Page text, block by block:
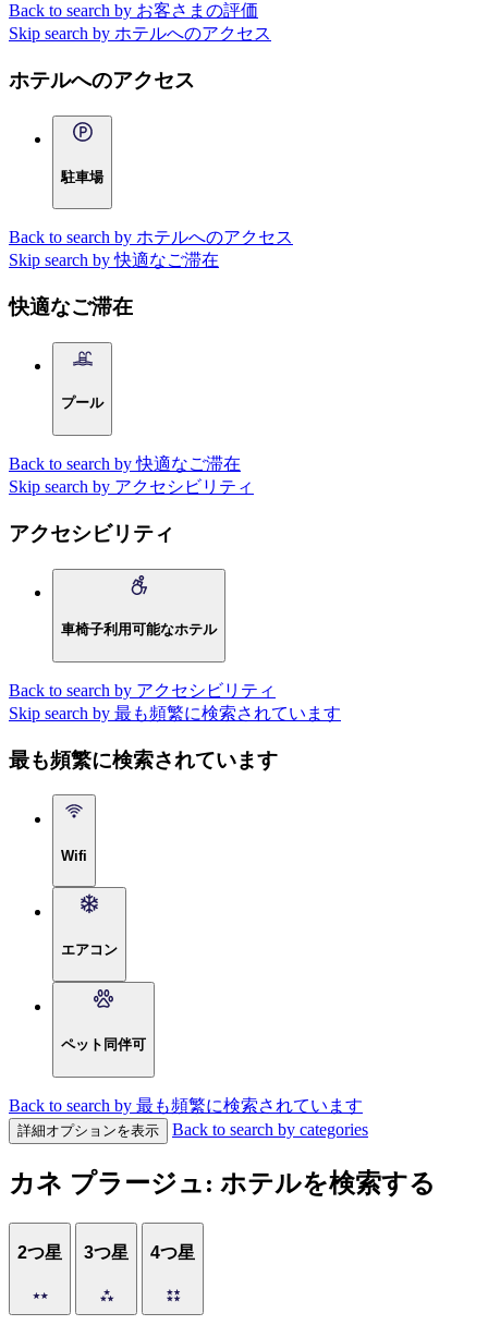
Back to search by お客さまの評価
Skip search by ホテルへのアクセス
ホテルへのアクセス
駐車場
Back to search by ホテルへのアクセス
Skip search by 快適なご滞在
快適なご滞在
プール
Back to search by 快適なご滞在
Skip search by アクセシビリティ
アクセシビリティ
車椅子利用可能なホテル
Back to search by アクセシビリティ
Skip search by 最も頻繁に検索されています
最も頻繁に検索されています
Wifi
エアコン
ペット同伴可
Back to search by 最も頻繁に検索されています
詳細オプションを表示 Back to search by categories
カネ プラージュ: ホテルを検索する
2つ星 3つ星 4つ星